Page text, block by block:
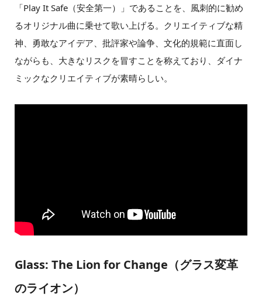
「Play It Safe（安全第一）」であることを、風刺的に勧め
るオリジナル曲に乗せて歌い上げる。クリエイティブな精
神、勇敢なアイデア、批評家や論争、文化的規範に直面し
ながらも、大きなリスクを冒すことを称えており、ダイナ
ミックなクリエイティブが素晴らしい。
Glass: The Lion for Change（グラス変革
のライオン）